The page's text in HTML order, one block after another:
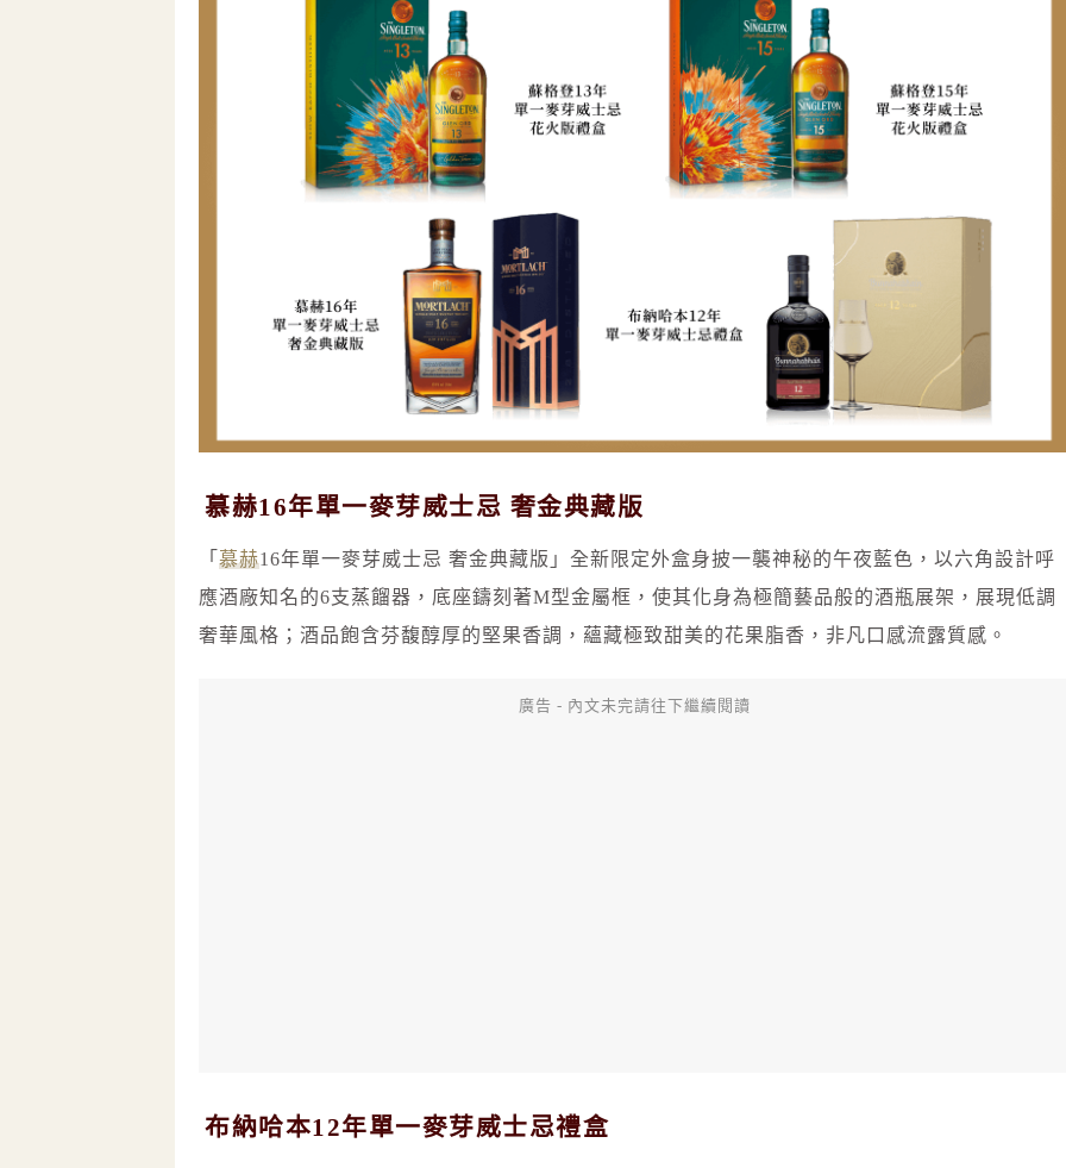
慕赫16年單一麥芽威士忌 奢金典藏版
「 慕赫16年單一麥芽威士忌 奢金典藏版」全新限定外盒身披一襲神秘的午夜藍色，以六角設計呼
應酒廠知名的6支蒸餾器，底座鑄刻著M型金屬框，使其化身為極簡藝品般的酒瓶展架，展現低調
奢華風格；酒品飽含芬馥醇厚的堅果香調，蘊藏極致甜美的花果脂香，非凡口感流露質感。
廣告 - 內文未完請往下繼續閱讀
布納哈本12年單一麥芽威士忌禮盒